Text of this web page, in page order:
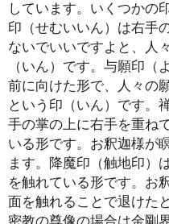
しています。いくつかの
印（せむいいん）は右手
ないでいいですよと、人
（いん）です。与願印（
前に向けた形で、人々の
という印（いん）です。
手の掌の上に右手を重ね
いる形です。お釈迦様が
ます。降魔印（触地印）
を触れている形です。お
面を触れることで退けた